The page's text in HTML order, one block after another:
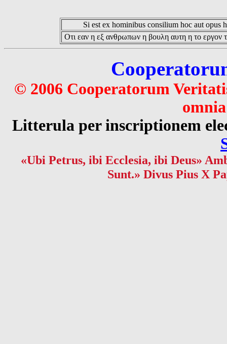
Si est ex hominibus consilium hoc aut opus
Οτι εαν η εξ ανθρωπων η βουλη αυτη η το εργον
© 2006 Cooperatorum
Litterula per inscriptionem
«Ubi Petrus, ibi Ecclesia, ibi Deus»
Sunt.» Divus Pius X